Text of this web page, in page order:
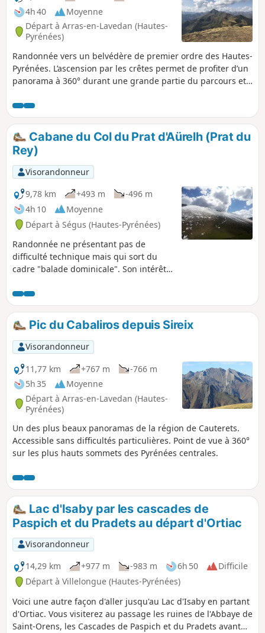
4h 40
Moyenne
Départ à Arras-en-Lavedan (Hautes-
Pyrénées)
Randonnée vers un belvédère de premier ordre des Hautes-
Pyrénées. L’ascension par les crêtes permet de profiter d’un
panorama à 360° durant une grande partie du parcours et
Cabane du Col du Prat d'Aürelh (Prat du
Rey)
Visorandonneur
9,78 km
+493 m
-496 m
4h 10
Moyenne
Départ à Ségus (Hautes-Pyrénées)
Randonnée ne présentant pas de
difficulté technique mais qui sort du
cadre "balade dominicale". Son intérêt
pastorales au-dessus de la magnifique
vallée de Batsurguère, aux portes de
Lourdes et de faire une pause dans une
cabane-refuge parfaitement
entretenue. A l'Ouest, on perçoit le
vallon de l'Aguée, vers le Col d'Espadres.
Le lieu est calme et superbe. Par
chance, vous serez en compagnie de
chevaux en liberté sur les pelouses du
col.
Pic du Cabaliros depuis Sireix
Visorandonneur
11,77 km
+767 m
-766 m
5h 35
Moyenne
Départ à Arras-en-Lavedan (Hautes-
Pyrénées)
Un des plus beaux panoramas de la région de Cauterets.
Accessible sans difficultés particulières. Point de vue à 360°
sur les plus hauts sommets des Pyrénées centrales.
Lac d'Isaby par les cascades de
Paspich et du Pradets au départ d'Ortiac
Visorandonneur
14,29 km
+977 m -983 m 6h 50
Difficile
Départ à Villelongue (Hautes-Pyrénées)
Voici une autre façon d'aller jusqu'au Lac d'Isaby en partant
d'Ortiac. Vous visiterez au passage les ruines de l'Abbaye de
Saint-Orens, les Cascades de Paspich et du Pradets avant